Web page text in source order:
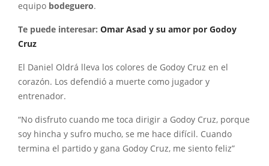
equipo bodeguero.
Te puede interesar: Omar Asad y su amor por Godoy
Cruz
El Daniel Oldrá lleva los colores de Godoy Cruz en el
corazón. Los defendió a muerte como jugador y
entrenador.
“No disfruto cuando me toca dirigir a Godoy Cruz, porque
soy hincha y sufro mucho, se me hace difícil. Cuando
termina el partido y gana Godoy Cruz, me siento feliz”